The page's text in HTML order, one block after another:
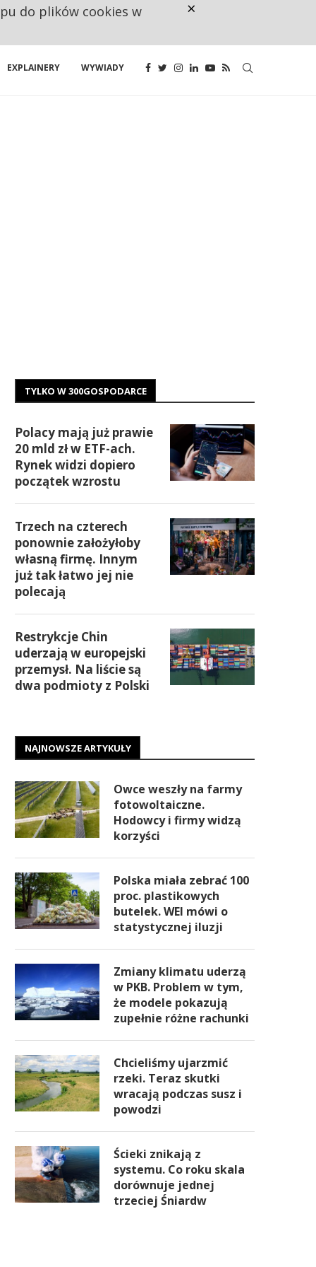
EXPLAINERY WYWIADY
TYLKO W 300GOSPODARCE
Polacy mają już prawie
20 mld zł w ETF-ach.
Rynek widzi dopiero
początek wzrostu
Trzech na czterech
ponownie założyłoby
własną firmę. Innym
już tak łatwo jej nie
polecają
Restrykcje Chin
uderzają w europejski
przemysł. Na liście są
dwa podmioty z Polski
NAJNOWSZE ARTYKUŁY
Owce weszły na farmy
fotowoltaiczne.
Hodowcy i firmy widzą
korzyści
Polska miała zebrać 100
proc. plastikowych
butelek. WEI mówi o
statystycznej iluzji
Zmiany klimatu uderzą
w PKB. Problem w tym,
że modele pokazują
zupełnie różne rachunki
Chcieliśmy ujarzmić
rzeki. Teraz skutki
wracają podczas susz i
powodzi
Ścieki znikają z
systemu. Co roku skala
dorównuje jednej
trzeciej Śniardw
do plików cookies w ×